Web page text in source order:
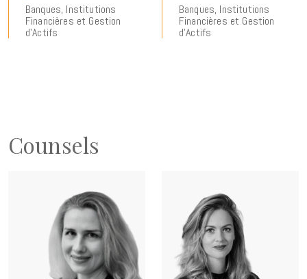
Banques, Institutions
Financières et Gestion
d'Actifs
Banques, Institutions
Financières et Gestion
d'Actifs
Counsels